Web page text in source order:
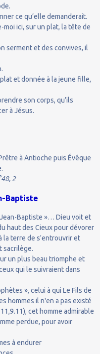
ce qu’elle demanderait.
moi ici, sur un plat, la tête de
serment et des convives, il
et donnée à la jeune fille,
son corps, qu’ils
à Jésus.
à Antioche puis Évêque
2
Baptiste
Baptiste »… Dieu voit et
haut des Cieux pour dévorer
la terre de s'entrouvrir et
sacrilège.
un plus beau triomphe et
qui le suivraient dans
», celui à qui Le Fils de
hommes il n'en a pas existé
cet homme admirable
perdue, pour avoir
à endurer